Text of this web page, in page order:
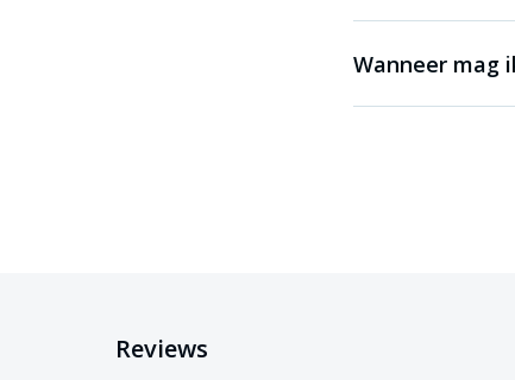
Wanneer mag
Reviews